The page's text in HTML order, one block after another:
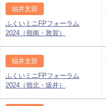
福井支部
ふくいミニFPフォーラム
2024（嶺南・敦賀）
福井支部
ふくいミニFPフォーラム
2024（嶺北・坂井）